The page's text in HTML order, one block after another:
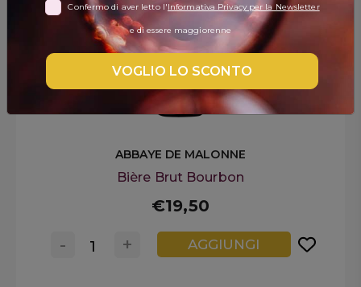
DISPENSA
TUTTO A
ABBAYE DE MALONNE
Bière Brut Bourbon
€19,50
+
- AGGIUNGI
Confermo di aver letto l'Informativa Privacy per la Newsletter
e di essere maggiorenne
VOGLIO LO SCONTO